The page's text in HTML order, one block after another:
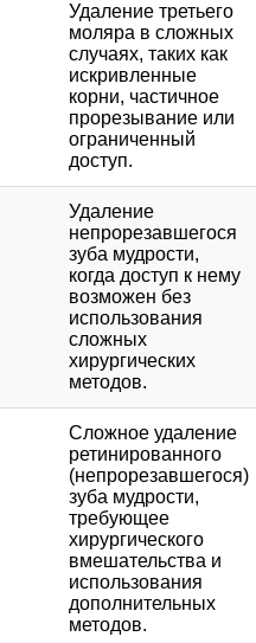
Удаление третьего
моляра в сложных
случаях, таких как
искривленные
корни, частичное
прорезывание или
ограниченный
доступ.
Удаление
непрорезавшегося
зуба мудрости,
когда доступ к нему
возможен без
использования
сложных
хирургических
методов.
Сложное удаление
ретинированного
(непрорезавшегося)
зуба мудрости,
требующее
хирургического
вмешательства и
использования
дополнительных
методов.